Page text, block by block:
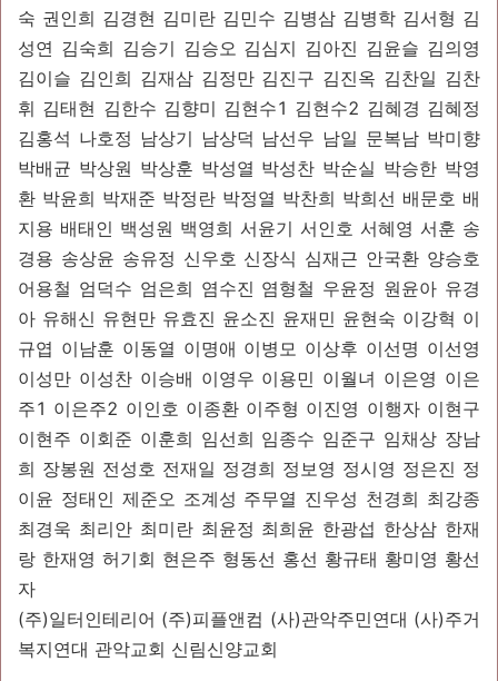
숙 권인희 김경현 김미란 김민수 김병삼 김병학 김서형 김
성연 김숙희 김승기 김승오 김심지 김아진 김윤슬 김의영
김이슬 김인희 김재삼 김정만 김진구 김진옥 김찬일 김찬
휘 김태현 김한수 김향미 김현수1 김현수2 김혜경 김혜정
김홍석 나호정 남상기 남상덕 남선우 남일 문복남 박미향
박배균 박상원 박상훈 박성열 박성찬 박순실 박승한 박영
환 박윤희 박재준 박정란 박정열 박찬희 박희선 배문호 배
지용 배태인 백성원 백영희 서윤기 서인호 서혜영 서훈 송
경용 송상윤 송유정 신우호 신장식 심재근 안국환 양승호
어용철 엄덕수 엄은희 염수진 염형철 우윤정 원윤아 유경
아 유해신 유현만 유효진 윤소진 윤재민 윤현숙 이강혁 이
규엽 이남훈 이동열 이명애 이병모 이상후 이선명 이선영
이성만 이성찬 이승배 이영우 이용민 이월녀 이은영 이은
주1 이은주2 이인호 이종환 이주형 이진영 이행자 이현구
이현주 이회준 이훈희 임선희 임종수 임준구 임채상 장남
희 장봉원 전성호 전재일 정경희 정보영 정시영 정은진 정
이윤 정태인 제준오 조계성 주무열 진우성 천경희 최강종
최경욱 최리안 최미란 최윤정 최희윤 한광섭 한상삼 한재
랑 한재영 허기회 현은주 형동선 홍선 황규태 황미영 황선
자
(주)일터인테리어 (주)피플앤컴 (사)관악주민연대 (사)주거
복지연대 관악교회 신림신양교회